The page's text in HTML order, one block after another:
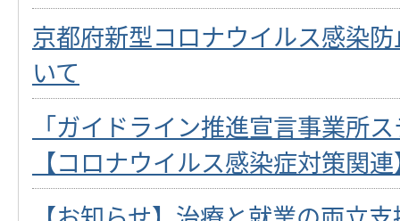
京都府新型コロナウイルス感染
いて
「ガイドライン推進宣言事業所
【コロナウイルス感染症対策関